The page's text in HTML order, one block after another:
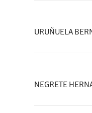
URUÑUELA
NEGRETE